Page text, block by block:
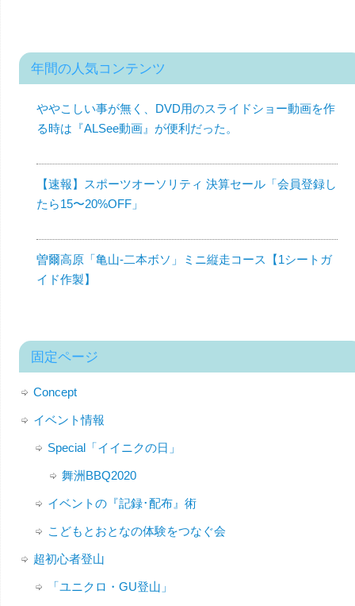
年間の人気コンテンツ
ややこしい事が無く、DVD用のスライドショー動画を作
る時は『ALSee動画』が便利だった。
【速報】スポーツオーソリティ 決算セール「会員登録し
たら15〜20%OFF」
曽爾高原「亀山-二本ボソ」ミニ縦走コース【1シートガ
イド作製】
固定ページ
Concept
イベント情報
Special「イイニクの日」
舞洲BBQ2020
イベントの『記録･配布』術
こどもとおとなの体験をつなぐ会
超初心者登山
「ユニクロ・GU登山」